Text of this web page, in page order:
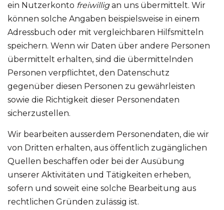
ein Nutzerkonto freiwilligan uns übermittelt. Wir
können solche Angaben beispielsweise in einem
Adressbuch oder mit vergleichbaren Hilfsmitteln
speichern. Wenn wir Daten über andere Personen
übermittelt erhalten, sind die übermittelnden
Personen verpflichtet, den Datenschutz
gegenüber diesen Personen zu gewährleisten
sowie die Richtigkeit dieser Personendaten
sicherzustellen.
Wir bearbeiten ausserdem Personendaten, die wir
von Dritten erhalten, aus öffentlich zugänglichen
Quellen beschaffen oder bei der Ausübung
unserer Aktivitäten und Tätigkeiten erheben,
sofern und soweit eine solche Bearbeitung aus
rechtlichen Gründen zulässig ist.